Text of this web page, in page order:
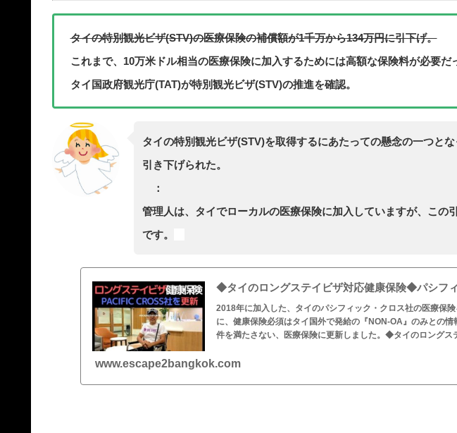
タイの特別観光ビザ(STV)の医療保険の補償額が1千万から134万円に引下げ。
これまで、10万米ドル相当の医療保険に加入するためには高額な保険料が必要だ
タイ国政府観光庁(TAT)が特別観光ビザ(STV)の推進を確認。
タイの特別観光ビザ(STV)を取得するにあたっての懸念の一つと
引き下げられた。
：
管理人は、タイでローカルの医療保険に加入していますが、この
です。
◆タイのロングステイビザ対応健康保険◆パシフ
2018年に加入した、タイのパシフィック・クロス社の医療保
に、健康保険必須はタイ国外で発給の『NON-OA』のみとの
件を満たさない、医療保険に更新しました。◆タイのロング
www.escape2bangkok.com